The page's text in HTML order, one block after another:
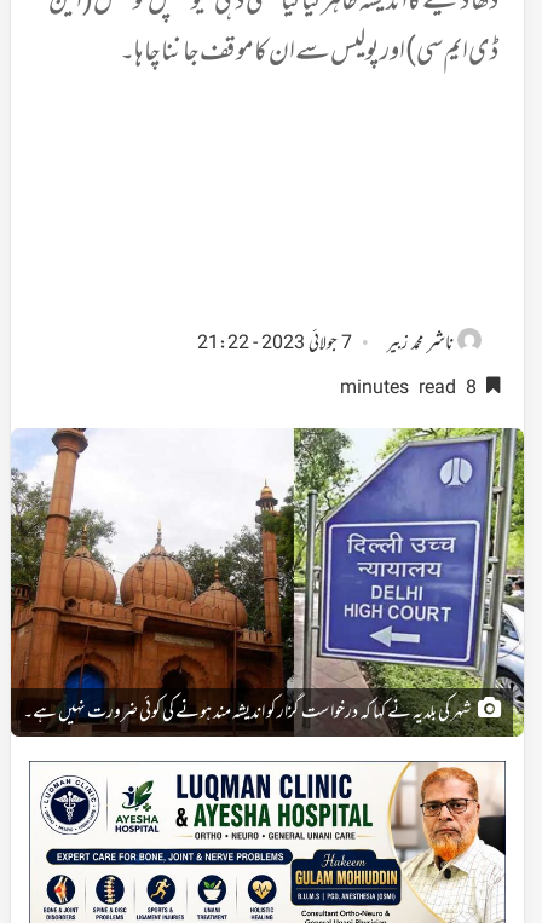
ڈی ایم سی) اور پولیس سے ان کا موقف جاننا چاہا۔
ناشرمحمد زبیر
7 جولائی 2023 - 21:22
شہر کی بلدیہ نے کہا کہ درخواست گزار کو اندیشہ مند ہونے کی کوئی ضرورت نہیں ہے۔